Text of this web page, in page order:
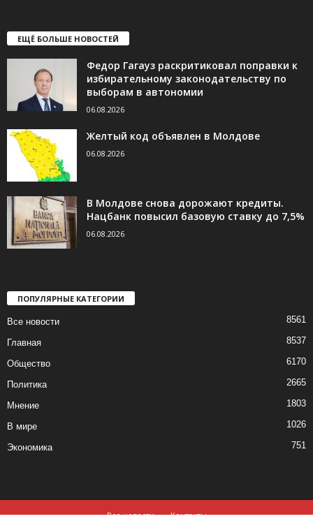
ЕЩЁ БОЛЬШЕ НОВОСТЕЙ
Федор Гагауз раскритиковал поправки к
избирательному законодательству по
выборам в автономии
06.08.2026
Желтый код объявлен в Молдове
06.08.2026
В Молдове снова дорожают кредиты.
Нацбанк повысил базовую ставку до 7,5%
06.08.2026
ПОПУЛЯРНЫЕ КАТЕГОРИИ
Все новости 8561
Главная 8537
Общество 6170
Политика 2665
Мнение 1803
В мире 1026
Экономика 751
Все новости Контакты